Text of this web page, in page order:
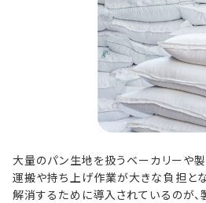
大量のパン生地を扱うベーカリーや
運搬や持ち上げ作業が大きな負担と
解消するために導入されているのが、